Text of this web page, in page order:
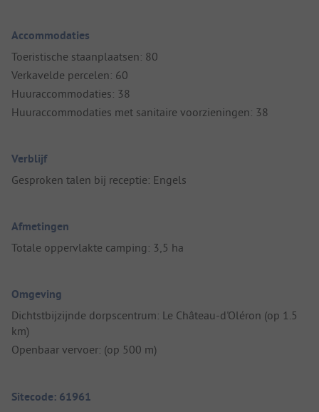
Accommodaties
Toeristische staanplaatsen: 80
Verkavelde percelen: 60
Huuraccommodaties: 38
Huuraccommodaties met sanitaire voorzieningen: 38
Verblijf
Gesproken talen bij receptie: Engels
Afmetingen
Totale oppervlakte camping: 3,5 ha
Omgeving
Dichtstbijzijnde dorpscentrum: Le Château-d'Oléron (op 1.5
km)
Openbaar vervoer: (op 500 m)
Sitecode: 61961